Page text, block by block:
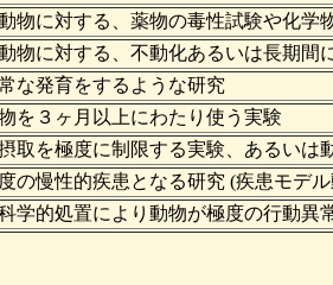
物に対する、薬物の毒性試験や化学
物に対する、不動化あるいは長期間
な発育をするような研究
を３ヶ月以上にわたり使う実験
取を極度に制限する実験、あるいは
の慢性的疾患となる研究 (疾患モデ
学的処置により動物が極度の行動異